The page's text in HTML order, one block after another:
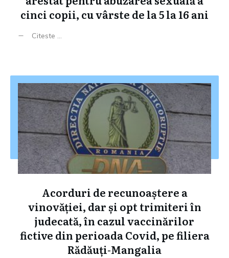
cinci copii, cu vârste de la 5 la 16 ani
Citeste ...
Acorduri de recunoaștere a
vinovăției, dar și opt trimiteri în
judecată, în cazul vaccinărilor
fictive din perioada Covid, pe filiera
Rădăuți-Mangalia